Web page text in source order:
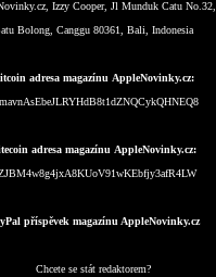
Izzy Cooper, Jl Munduk Catu No.32,
Bolong, Canggu 80361, Bali, Indonesia
adresa magazínu AppleNovinky.cz:
adresa magazínu AppleNovinky.cz:
příspěvek magazínu AppleNovinky.cz
Chcete se stát redaktorem?